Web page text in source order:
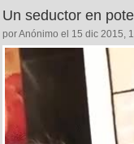
Un seductor en
por Anónimo el 15 dic 2015,